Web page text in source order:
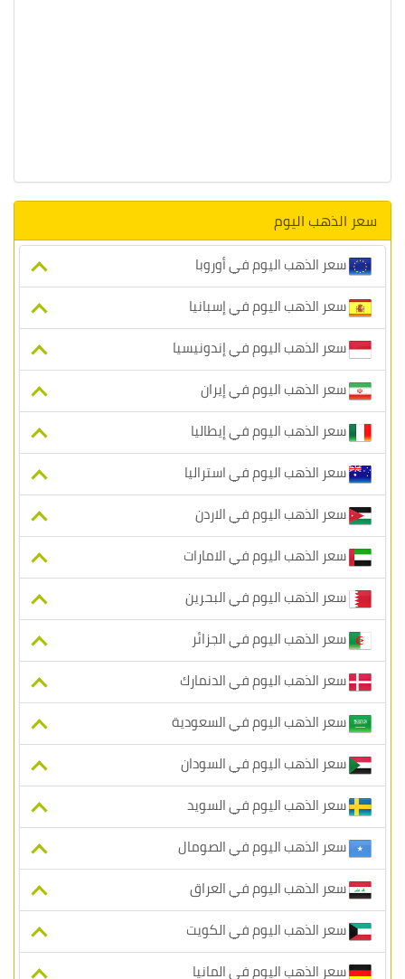
سعر الذهب اليوم
سعر الذهب اليوم في أوروبا
سعر الذهب اليوم في إسبانيا
سعر الذهب اليوم في إندونيسيا
سعر الذهب اليوم في إيران
سعر الذهب اليوم في إيطاليا
سعر الذهب اليوم في استراليا
سعر الذهب اليوم في الاردن
سعر الذهب اليوم في الامارات
سعر الذهب اليوم في البحرين
سعر الذهب اليوم في الجزائر
سعر الذهب اليوم في الدنمارك
سعر الذهب اليوم في السعودية
سعر الذهب اليوم في السودان
سعر الذهب اليوم في السويد
سعر الذهب اليوم في الصومال
سعر الذهب اليوم في العراق
سعر الذهب اليوم في الكويت
سعر الذهب اليوم في المانيا